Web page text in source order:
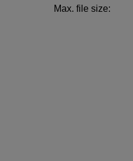
Max. file size: